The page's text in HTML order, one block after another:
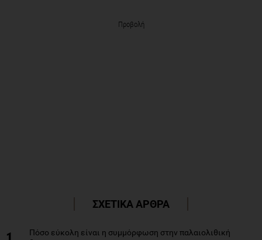
Προβολή
ΣΧΕΤΙΚΑ ΑΡΘΡΑ
Πόσο εύκολη είναι η συμμόρφωση στην παλαιολιθική